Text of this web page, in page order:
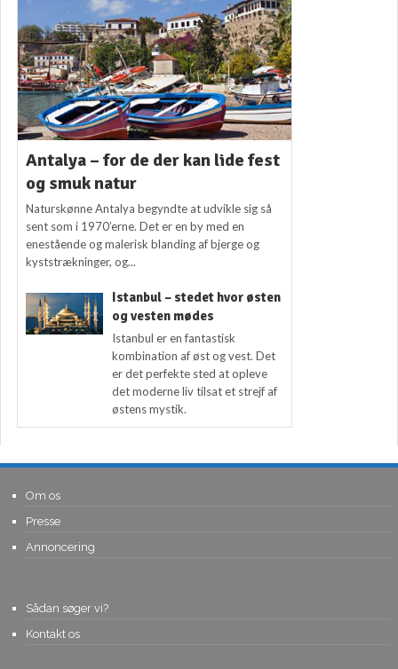
Antalya – for de der kan lide fest
og smuk natur
Naturskønne Antalya begyndte at udvikle sig så
sent som i 1970’erne. Det er en by med en
enestående og malerisk blanding af bjerge og
kyststrækninger, og...
Istanbul – stedet hvor østen
og vesten mødes
Istanbul er en fantastisk
kombination af øst og vest. Det
er det perfekte sted at opleve
det moderne liv tilsat et strejf af
østens mystik.
Om os
Presse
Annoncering
Sådan søger vi?
Kontakt os